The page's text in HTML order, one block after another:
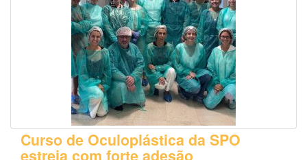
Curso de Oculoplástica da SPO
estreia com forte adesão